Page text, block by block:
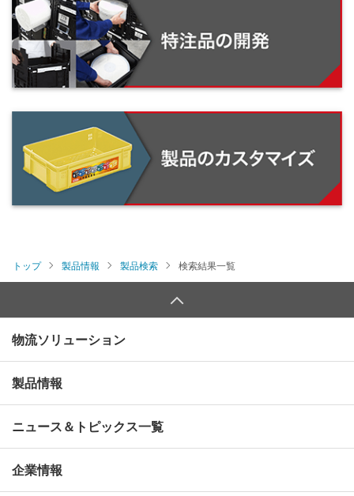
トップ 製品情報 製品検索 検索結果一覧
物流ソリューション
製品情報
ニュース＆トピックス一覧
企業情報